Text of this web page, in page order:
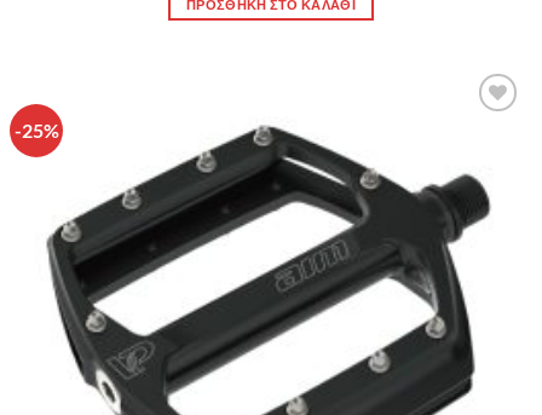
ΠΡΟΣΘΉΚΗ ΣΤΟ ΚΑΛΆΘΙ
-25%